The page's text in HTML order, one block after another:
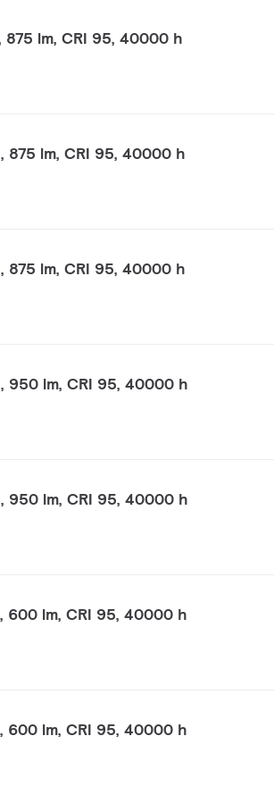
875 lm, CRI 95, 40000 h
875 lm, CRI 95, 40000 h
875 lm, CRI 95, 40000 h
950 lm, CRI 95, 40000 h
950 lm, CRI 95, 40000 h
600 lm, CRI 95, 40000 h
600 lm, CRI 95, 40000 h